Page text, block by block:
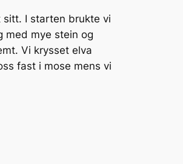
sitt. I starten brukte vi
med mye stein og
Vi krysset elva
fast i mose mens vi